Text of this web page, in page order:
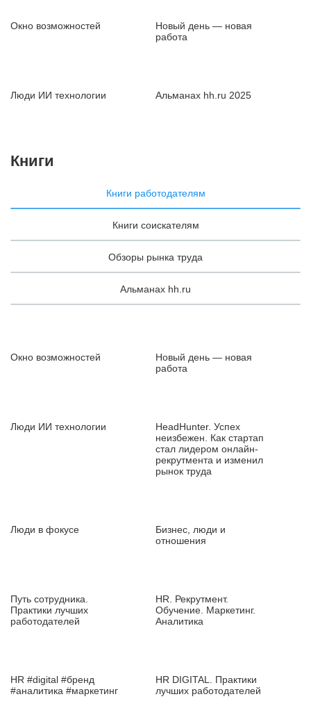
Окно возможностей
Новый день — новая
работа
Люди ИИ технологии Альманах hh.ru 2025
Книги
Книги работодателям
Книги соискателям
Обзоры рынка труда
Альманах hh.ru
Окно возможностей
Новый день — новая
работа
Люди ИИ технологии
HeadHunter. Успех
неизбежен. Как стартап
стал лидером онлайн-
рекрутмента и изменил
рынок труда
Люди в фокусе
Бизнес, люди и
отношения
Путь сотрудника.
Практики лучших
работодателей
HR. Рекрутмент.
Обучение. Маркетинг.
Аналитика
HR #digital #бренд
#аналитика #маркетинг
HR DIGITAL. Практики
лучших работодателей